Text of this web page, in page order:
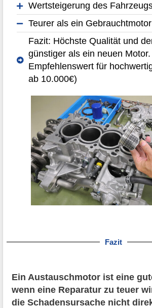
Wertsteigerung des
Teurer als ein Gebrauchtmotor
Fazit: Höchste Qualität und
günstiger als ein neuen Motor.
Empfehlenswert für
ab 10.000€)
Fazit
Ein Austauschmotor ist eine
wenn eine Reparatur zu teuer
die Schadensursache nicht